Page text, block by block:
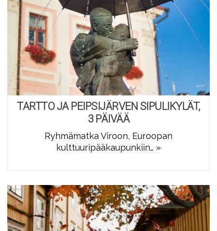
TARTTO JA PEIPSIJÄRVEN SIPULIKYLÄT,
3 PÄIVÄÄ
Ryhmämatka Viroon, Euroopan
kulttuuripääkaupunkiin… »